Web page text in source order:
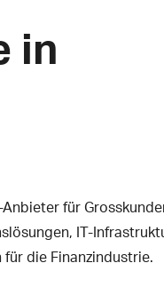
in
für
IT-
die Finanzindustrie.